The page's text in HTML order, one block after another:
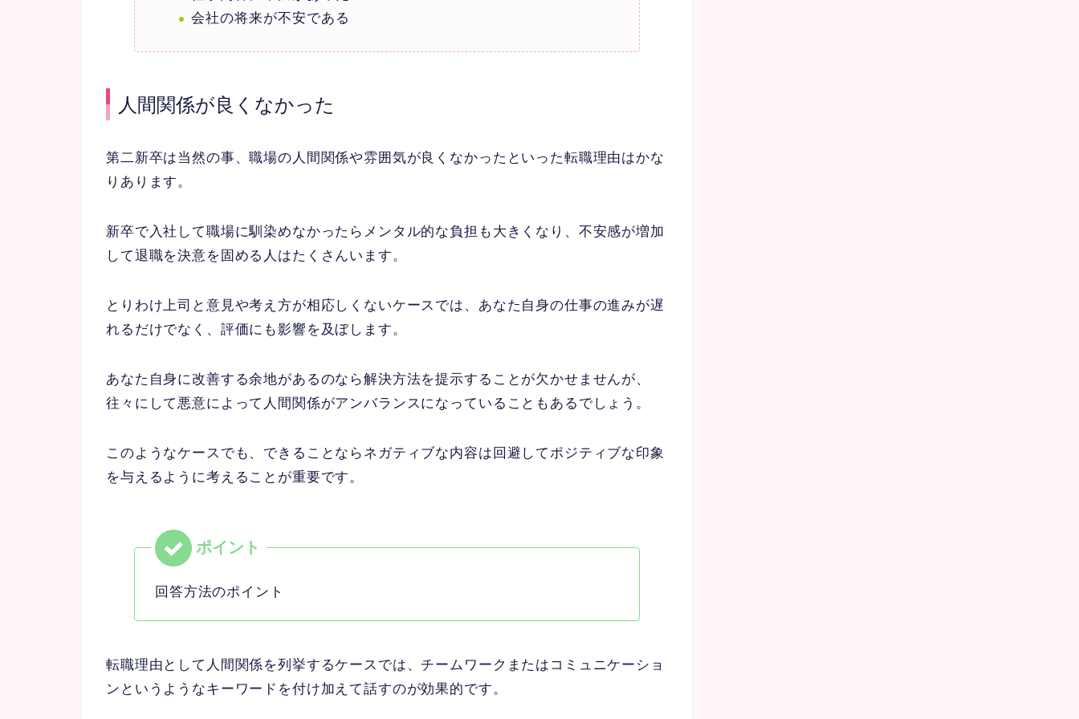
会社の将来が不安である
人間関係が良くなかった
第二新卒は当然の事、職場の人間関係や雰囲気が良くなかったといった転職理由はかな
りあります。
新卒で入社して職場に馴染めなかったらメンタル的な負担も大きくなり、不安感が増加
して退職を決意を固める人はたくさんいます。
とりわけ上司と意見や考え方が相応しくないケースでは、あなた自身の仕事の進みが遅
れるだけでなく、評価にも影響を及ぼします。
あなた自身に改善する余地があるのなら解決方法を提示することが欠かせませんが、
往々にして悪意によって人間関係がアンバランスになっていることもあるでしょう。
このようなケースでも、できることならネガティブな内容は回避してポジティブな印象
を与えるように考えることが重要です。
回答方法のポイント
転職理由として人間関係を列挙するケースでは、チームワークまたはコミュニケーショ
ンというようなキーワードを付け加えて話すのが効果的です。